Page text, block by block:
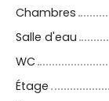
Chambres
Salle d'eau
WC
Étage